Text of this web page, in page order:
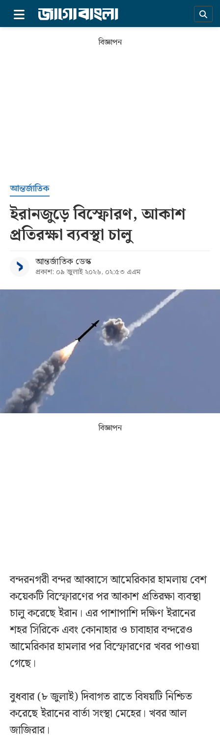
সর্বশেষ
বিভাগ
বিজ্ঞাপন
আন্তর্জাতিক
ইরানজুড়ে বিস্ফোরণ, আকাশ
প্রতিরক্ষা ব্যবস্থা চালু
আন্তর্জাতিক ডেস্ক
প্রকাশ: ০৯ জুলাই ২০২৬, ০২:৫৩ এএম
বিজ্ঞাপন
বন্দরনগরী বন্দর আব্বাসে আমেরিকার হামলায় বেশ
কয়েকটি বিস্ফোরণের পর আকাশ প্রতিরক্ষা ব্যবস্থা
চালু করেছে ইরান। এর পাশাপাশি দক্ষিণ ইরানের
শহর সিরিকে এবং কোনাহার ও চাবাহার বন্দরেও
আমেরিকার হামলার পর বিস্ফোরণের খবর পাওয়া
গেছে।
বুধবার (৮ জুলাই) দিবাগত রাতে বিষয়টি নিশ্চিত
করেছে ইরানের বার্তা সংস্থা মেহের। খবর আল
জাজিরার।